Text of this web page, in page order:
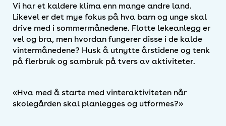
Vi har et kaldere klima enn mange andre land.
Likevel er det mye fokus på hva barn og unge skal
drive med i sommermånedene. Flotte lekeanlegg er
vel og bra, men hvordan fungerer disse i de kalde
vintermånedene? Husk å utnytte årstidene og tenk
på flerbruk og sambruk på tvers av aktiviteter.
Hva med å starte med vinteraktiviteten når
skolegården skal planlegges og utformes?